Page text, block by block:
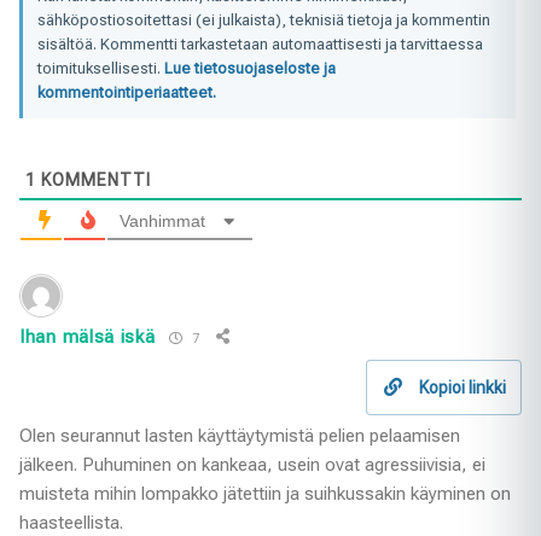
sähköpostiosoitettasi (ei julkaista), teknisiä tietoja ja kommentin
sisältöä. Kommentti tarkastetaan automaattisesti ja tarvittaessa
toimituksellisesti. Lue tietosuojaseloste ja
kommentointiperiaatteet.
1 KOMMENTTI
Vanhimmat
Ihan mälsä iskä 7
Kopioi linkki
Olen seurannut lasten käyttäytymistä pelien pelaamisen
jälkeen. Puhuminen on kankeaa, usein ovat agressiivisia, ei
muisteta mihin lompakko jätettiin ja suihkussakin käyminen on
haasteellista.